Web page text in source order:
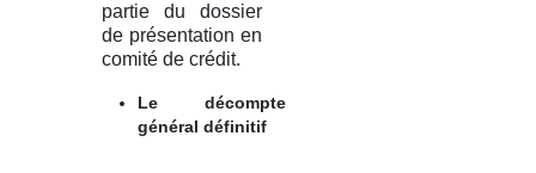
partie du dossier
de présentation en
comité de crédit.
Le décompte
général définitif